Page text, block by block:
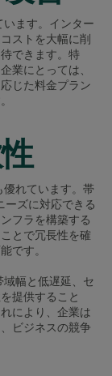
ます。インター
ストを大幅に削
できます。特
業にとっては、
じた料金プラン
れています。帯
ーズに対応できる
フラを構築する
とで冗長性を確
です。
幅と低遅延、セ
提供すること
により、企業は
ビジネスの競争